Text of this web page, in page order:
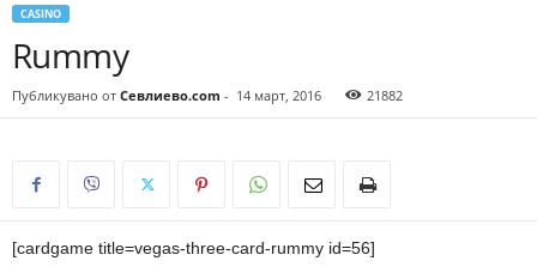
CASINO
Rummy
Публикувано от Севлиево.com - 14 март, 2016 21882
[cardgame title=vegas-three-card-rummy id=56]